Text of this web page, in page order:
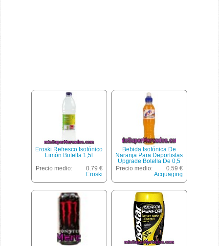
Eroski Refresco Isotónico
Limón Botella 1,5l
Precio medio:
0.79 €
Eroski
Bebida Isotónica De
Naranja Para Deportistas
Upgrade Botella De 0,5
Litros
Precio medio:
0.59 €
Acquaging